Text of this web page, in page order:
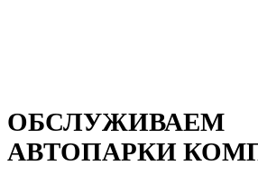
ОБСЛУЖИВАЕМ
АВТОПАРКИ